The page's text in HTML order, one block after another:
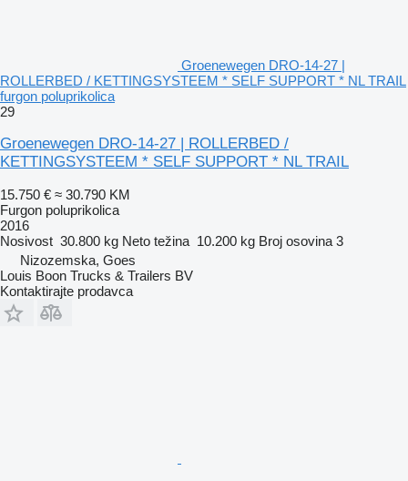
Groenewegen DRO-14-27 |
ROLLERBED / KETTINGSYSTEEM * SELF SUPPORT * NL TRAIL
furgon poluprikolica
29
Groenewegen DRO-14-27 | ROLLERBED /
KETTINGSYSTEEM * SELF SUPPORT * NL TRAIL
15.750 € ≈ 30.790 KM
Furgon poluprikolica
2016
Nosivost 30.800 kg Neto težina 10.200 kg Broj osovina 3
Nizozemska, Goes
Louis Boon Trucks & Trailers BV
Kontaktirajte prodavca